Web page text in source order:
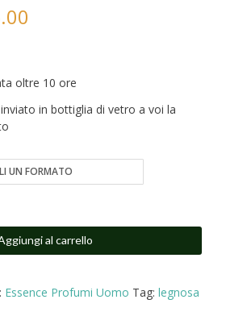
prezzo:
da
a
€25.00
oltre 10 ore
in bottiglia di vetro a voi la
al carrello
Essence Profumi Uomo Tag: legnosa